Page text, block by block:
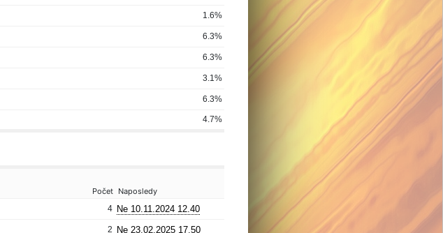
1.6%
6.3%
6.3%
3.1%
6.3%
4.7%
Počet Naposledy
4 Ne 10.11.2024 12.40
2
Ne 23.02.2025 17.50